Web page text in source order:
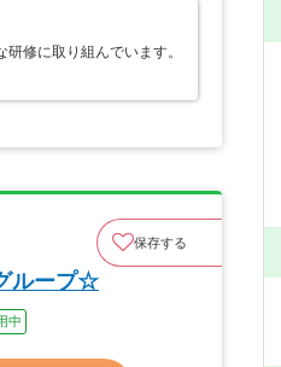
修に取り組んでいます。
保存する
ループ☆
中